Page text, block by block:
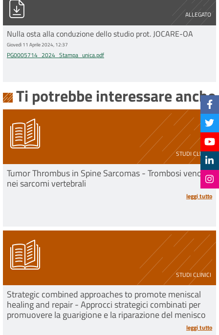
ALLEGATO
Nulla osta alla conduzione dello studio prot. JOCARE-OA
Giovedì 11 Aprile 2024, 12:37
PG0005714_2024_Stampa_unica.pdf
Ti potrebbe interessare anche
STUDI CLINICI
Tumor Thrombus in Spine Sarcomas - Trombosi venosa
nei sarcomi vertebrali
leggi tutto
STUDI CLINICI
Strategic combined approaches to promote meniscal
healing and repair - Approcci strategici combinati per
promuovere la guarigione e la riparazione del menisco
leggi tutto